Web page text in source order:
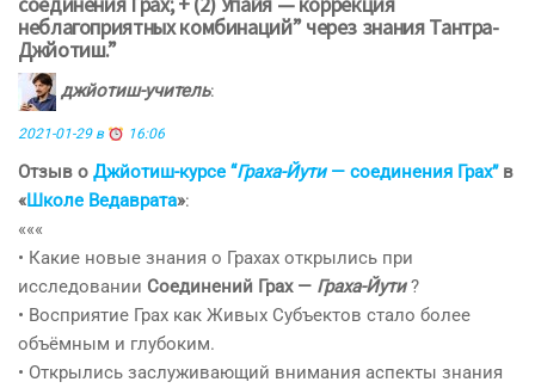
неблагоприятных комбинаций” через знания Тантра-
Джйотиш.”
джйотиш-учитель:
2021-01-29 в 16:06
Отзыв о Джйотиш-курсе “Граха-Йути— соединения Грах”в
«Школе Ведаврата»:
«««
• Какие новые знания о Грахах открылись при
исследовании Соединений Грах — Граха-Йути?
• Восприятие Грах как Живых Субъектов стало более
объёмным и глубоким.
• Открылись заслуживающий внимания аспекты знания